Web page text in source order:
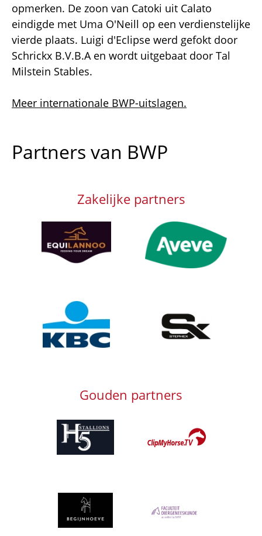
opmerken. De zoon van Catoki uit Calato
eindigde met Uma O'Neill op een verdienstelijke
vierde plaats. Luigi d'Eclipse werd gefokt door
Schrickx B.V.B.A en wordt uitgebaat door Tal
Milstein Stables.
Meer internationale BWP-uitslagen.
Partners van BWP
Zakelijke partners
Afbeelding Afbeelding
Afbeelding
Gouden partners
Afbeelding
Afbeelding Afbeelding